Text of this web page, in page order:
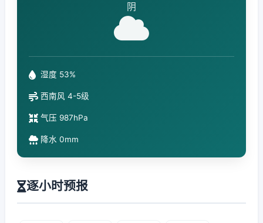
阴
湿度 53%
西南风 4-5级
气压 987hPa
降水 0mm
逐小时预报